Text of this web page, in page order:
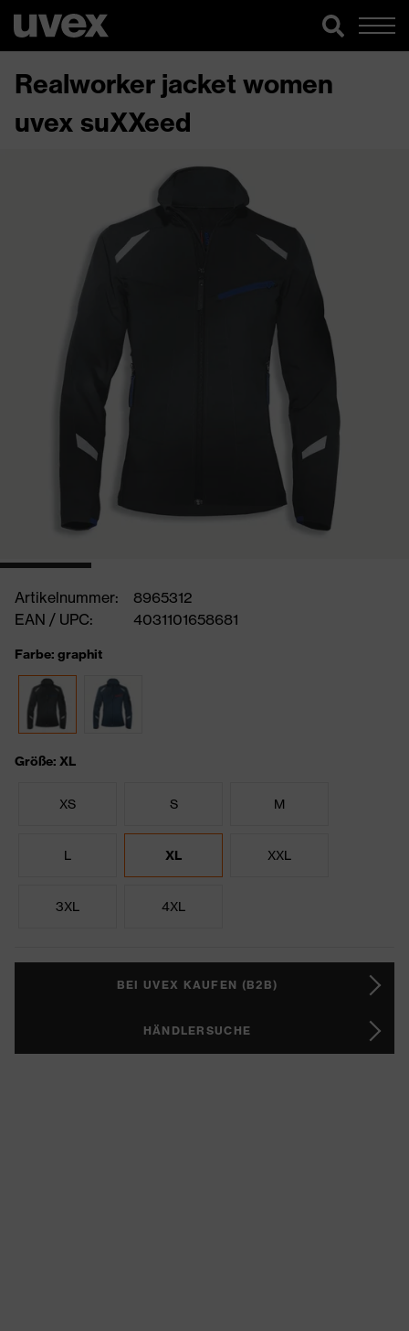
Realworker jacket women
uvex suXXeed
Artikelnummer:
8965312
EAN / UPC:
4031101658681
Farbe: graphit
Größe: XL
XS S M
L XL XXL
3XL 4XL
BEI UVEX KAUFEN (B2B)
HÄNDLERSUCHE